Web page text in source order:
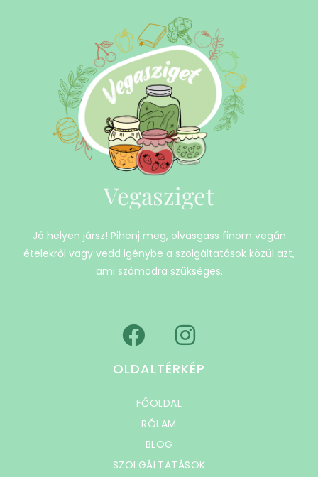
Vegasziget
Jó helyen jársz! Pihenj meg, olvasgass finom vegán
ételekről vagy vedd igénybe a szolgáltatások közül azt,
ami számodra szükséges.
OLDALTÉRKÉP
FŐOLDAL
RÓLAM
BLOG
SZOLGÁLTATÁSOK